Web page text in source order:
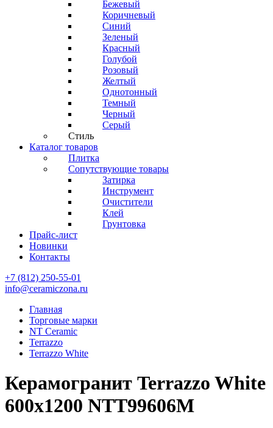
Бежевый
Коричневый
Синий
Зеленый
Красный
Голубой
Розовый
Желтый
Однотонный
Темный
Черный
Серый
Стиль
Каталог товаров
Плитка
Сопутствующие товары
Затирка
Инструмент
Очистители
Клей
Грунтовка
Прайс-лист
Новинки
Контакты
+7 (812) 250-55-01
info@ceramiczona.ru
Главная
Торговые марки
NT Ceramic
Terrazzo
Terrazzo White
Керамогранит Terrazzo White
600x1200 NTT99606M